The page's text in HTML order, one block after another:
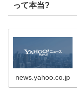
って本当?
news.yahoo.co.jp